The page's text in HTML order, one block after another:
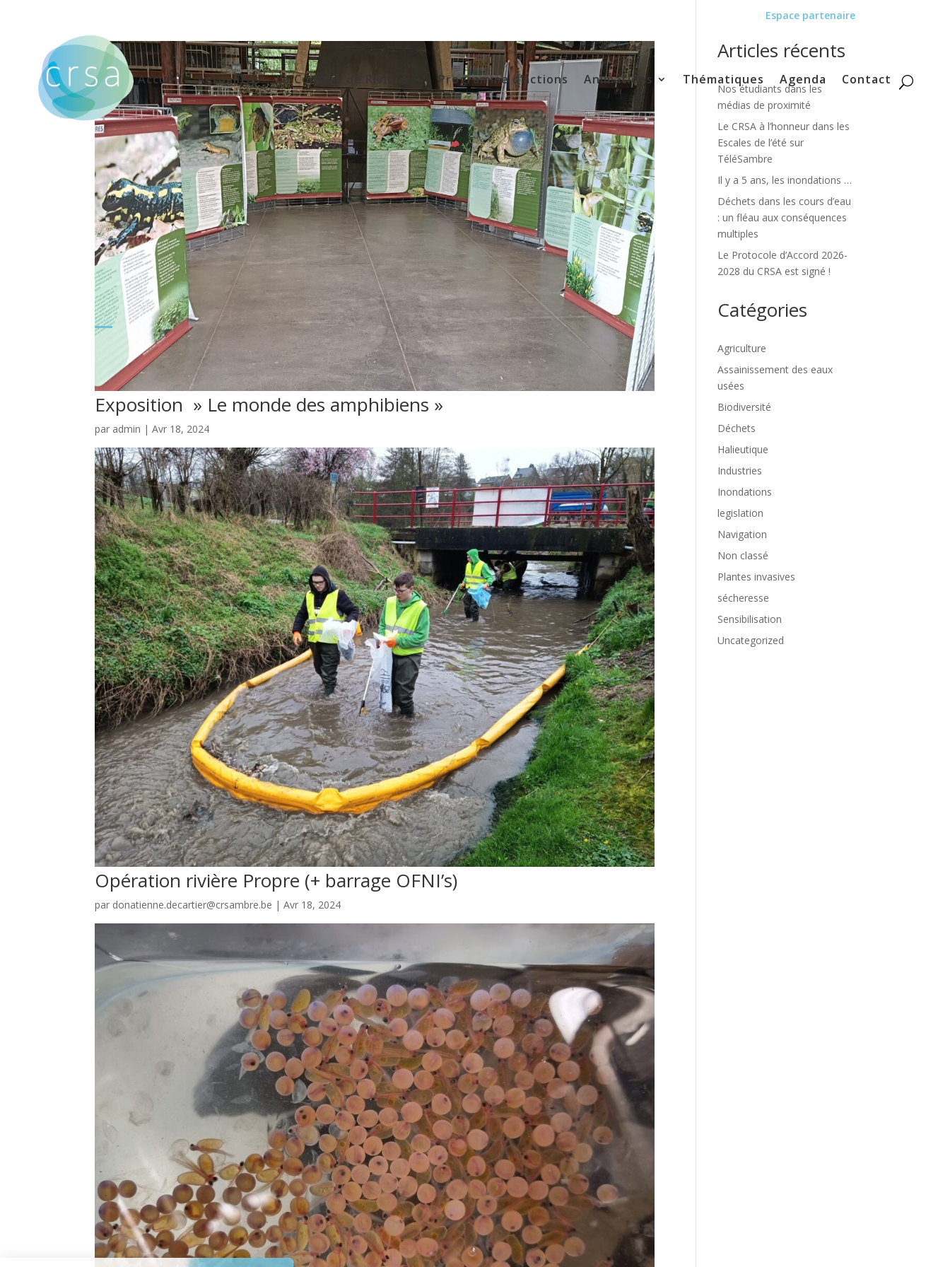
Espace partenaire
Accueil Actualités Le Contrat de Rivière Programme d’actions Animations Thématiques Agenda Contact
Exposition » Le monde des amphibiens »
par admin |Avr 18, 2024
Opération rivière Propre (+ barrage OFNI’s)
par donatienne.decartier@crsambre.be |Avr 18, 2024
Articles récents
Nos étudiants dans les
médias de proximité
Le CRSA à l’honneur dans les
Escales de l’été sur
TéléSambre
Il y a 5 ans, les inondations …
Déchets dans les cours d’eau
: un fléau aux conséquences
multiples
Le Protocole d’Accord 2026-
2028 du CRSA est signé !
Catégories
Agriculture
Assainissement des eaux
usées
Biodiversité
Déchets
Halieutique
Industries
Inondations
legislation
Navigation
Non classé
Plantes invasives
sécheresse
Sensibilisation
Uncategorized